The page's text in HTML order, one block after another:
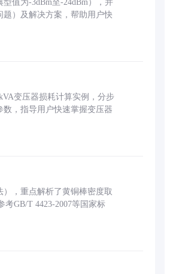
值为-3dBm至-24dBm），并
）及解决方案，帮助用户快
变压器损耗计算实例，分步
数，指导用户快速掌握变压器
，重点解析了黄铜棒密度取
GB/T 4423-2007等国家标